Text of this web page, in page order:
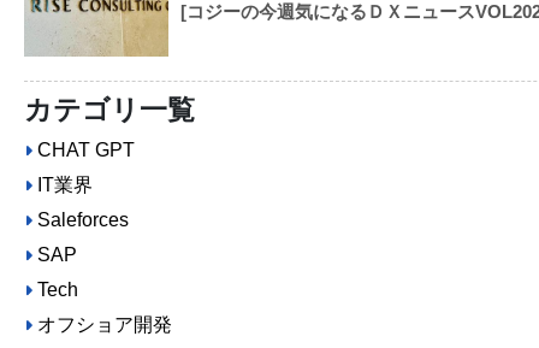
[コジーの今週気になるＤＸニュース
カテゴリ一覧
CHAT GPT
IT業界
Saleforces
SAP
Tech
オフショア開発